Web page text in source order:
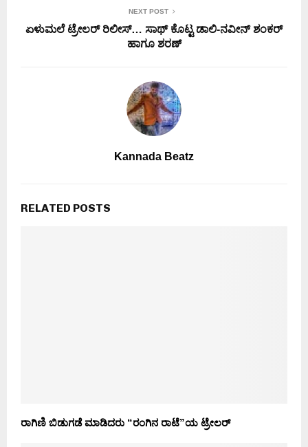
NEXT POST
ಏಳುಮಲೆ ಟ್ರೇಲರ್ ರಿಲೀಸ್… ಸಾಥ್ ಕೊಟ್ಟ ಡಾಲಿ-ನವೀನ್ ಶಂಕರ್
ಹಾಗೂ ಶರಣ್
Kannada Beatz
RELATED POSTS
ರಾಗಿಣಿ ಬಿಡುಗಡೆ ಮಾಡಿದರು “ರಂಗಿನ ರಾಟೆ”ಯ ಟ್ರೇಲರ್